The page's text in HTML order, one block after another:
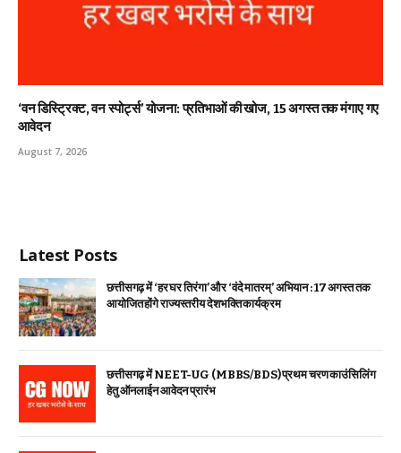
‘वन डिस्ट्रिक्ट, वन स्पोर्ट्स’ योजना: प्रतिभाओं की खोज, 15 अगस्त तक मंगाए गए
आवेदन
August 7, 2026
Latest Posts
छत्तीसगढ़ में ‘हर घर तिरंगा’ और ‘वंदे मातरम्’ अभियान : 17 अगस्त तक
आयोजित होंगे राज्यस्तरीय देशभक्ति कार्यक्रम
छत्तीसगढ़ में NEET-UG (MBBS/BDS) प्रथम चरण काउंसिलिंग
हेतु ऑनलाईन आवेदन प्रारंभ